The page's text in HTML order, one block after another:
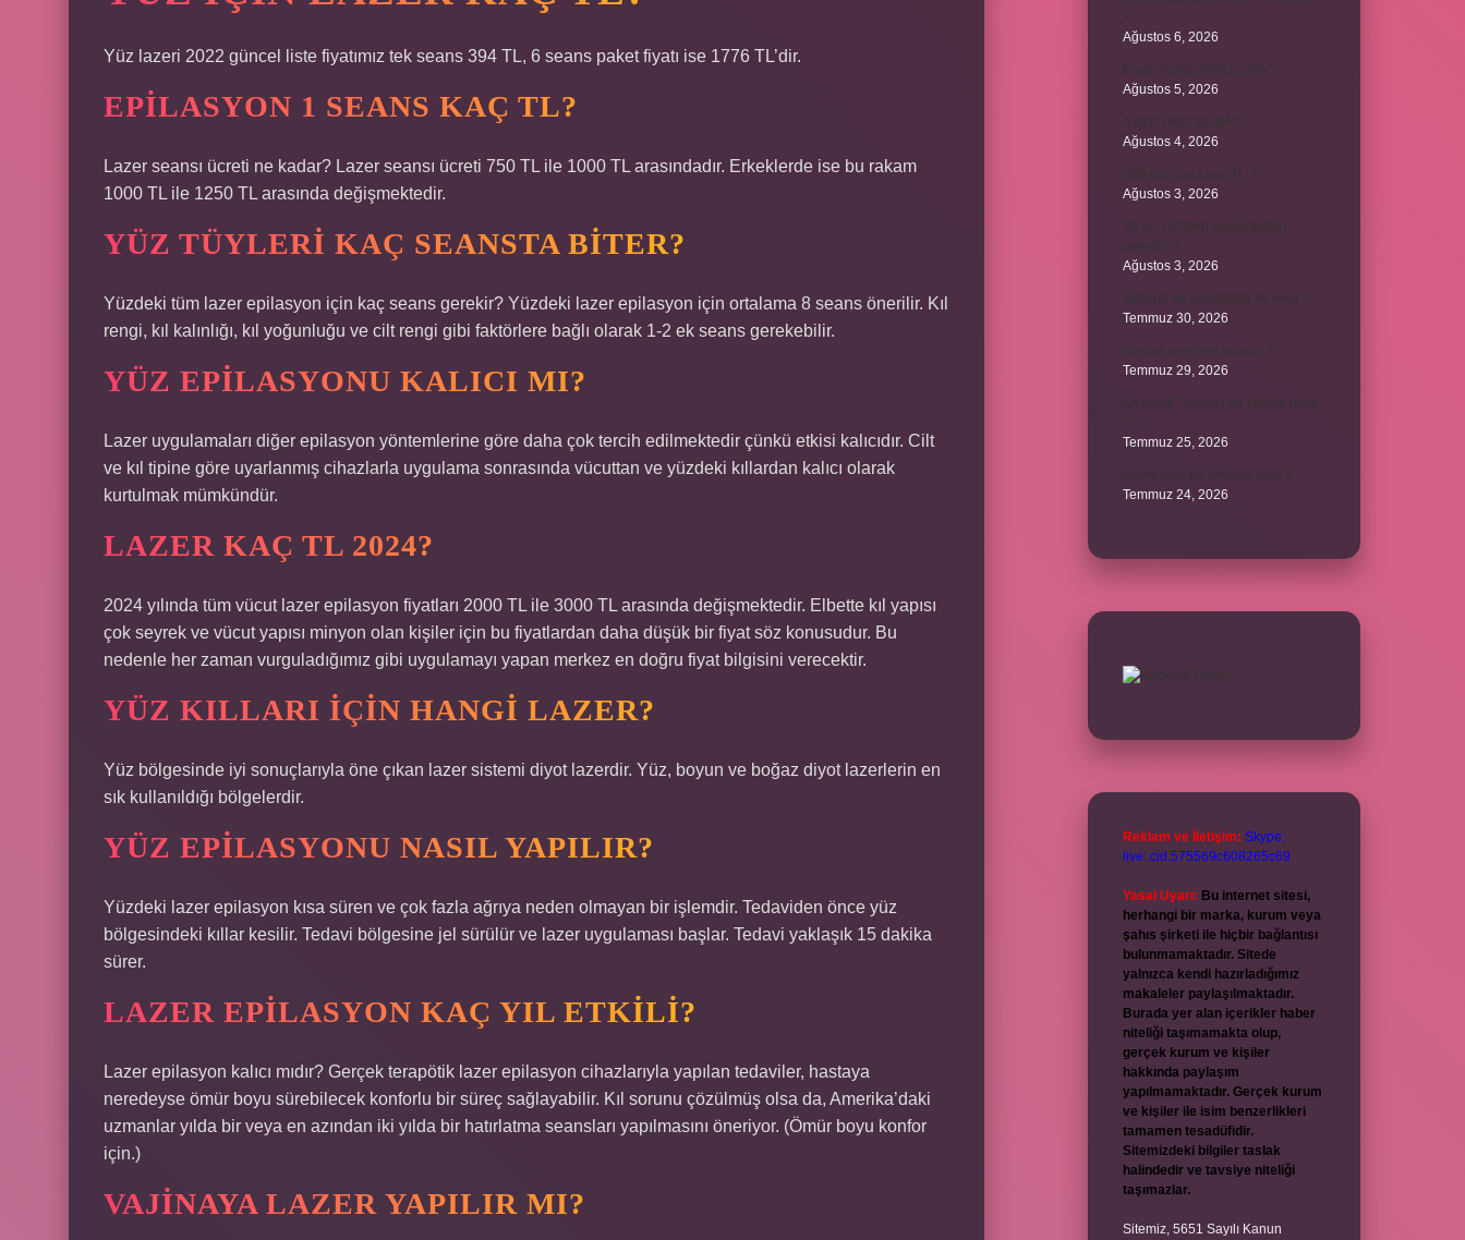
Yüz lazeri 2022 güncel liste fiyatımız tek seans 394 TL, 6 seans paket fiyatı ise 1776 TL’dir.
EPILASYON 1 SEANS KAÇ TL?
Lazer seansı ücreti ne kadar? Lazer seansı ücreti 750 TL ile 1000 TL arasındadır. Erkeklerde ise bu rakam
1000 TL ile 1250 TL arasında değişmektedir.
YÜZ TÜYLERI KAÇ SEANSTA BITER?
Yüzdeki tüm lazer epilasyon için kaç seans gerekir? Yüzdeki lazer epilasyon için ortalama 8 seans önerilir. Kıl
rengi, kıl kalınlığı, kıl yoğunluğu ve cilt rengi gibi faktörlere bağlı olarak 1-2 ek seans gerekebilir.
YÜZ EPILASYONU KALICI MI?
Lazer uygulamaları diğer epilasyon yöntemlerine göre daha çok tercih edilmektedir çünkü etkisi kalıcıdır. Cilt
ve kıl tipine göre uyarlanmış cihazlarla uygulama sonrasında vücuttan ve yüzdeki kıllardan kalıcı olarak
kurtulmak mümkündür.
LAZER KAÇ TL 2024?
2024 yılında tüm vücut lazer epilasyon fiyatları 2000 TL ile 3000 TL arasında değişmektedir. Elbette kıl yapısı
çok seyrek ve vücut yapısı minyon olan kişiler için bu fiyatlardan daha düşük bir fiyat söz konusudur. Bu
nedenle her zaman vurguladığımız gibi uygulamayı yapan merkez en doğru fiyat bilgisini verecektir.
YÜZ KILLARI IÇIN HANGI LAZER?
Yüz bölgesinde iyi sonuçlarıyla öne çıkan lazer sistemi diyot lazerdir. Yüz, boyun ve boğaz diyot lazerlerin en
sık kullanıldığı bölgelerdir.
YÜZ EPILASYONU NASIL YAPILIR?
Yüzdeki lazer epilasyon kısa süren ve çok fazla ağrıya neden olmayan bir işlemdir. Tedaviden önce yüz
bölgesindeki kıllar kesilir. Tedavi bölgesine jel sürülür ve lazer uygulaması başlar. Tedavi yaklaşık 15 dakika
sürer.
LAZER EPILASYON KAÇ YIL ETKILI?
Lazer epilasyon kalıcı mıdır? Gerçek terapötik lazer epilasyon cihazlarıyla yapılan tedaviler, hastaya
neredeyse ömür boyu sürebilecek konforlu bir süreç sağlayabilir. Kıl sorunu çözülmüş olsa da, Amerika’daki
uzmanlar yılda bir veya en azından iki yılda bir hatırlatma seansları yapılmasını öneriyor. (Ömür boyu konfor
için.)
VAJINAYA LAZER YAPILIR MI?
?
Ağustos 6, 2026
Kiyan hangi dilde bir isöi ?
Ağustos 5, 2026
Avans nasıl kesilir ?
Ağustos 4, 2026
500 kilo dana kaç TL ?
Ağustos 3, 2026
29’un 100’den küçük katları
nelerdir ?
Ağustos 3, 2026
Şeflerin ek göstergesi ne oldu ?
Temmuz 30, 2026
Bardak nerelere vurulur ?
Temmuz 29, 2026
Kalemlik Türemiş bir kelime midir
?
Temmuz 25, 2026
Karne ismi ne anlama gelir ?
Temmuz 24, 2026
Reklam ve İletişim: Skype:
live:.cid.575569c608265c69
Yasal Uyarı: Bu internet sitesi,
herhangi bir marka, kurum veya
şahıs şirketi ile hiçbir bağlantısı
bulunmamaktadır. Sitede
yalnızca kendi hazırladığımız
makaleler paylaşılmaktadır.
Burada yer alan içerikler haber
niteliği taşımamakta olup,
gerçek kurum ve kişiler
hakkında paylaşım
yapılmamaktadır. Gerçek kurum
ve kişiler ile isim benzerlikleri
tamamen tesadüfidir.
Sitemizdeki bilgiler taslak
halindedir ve tavsiye niteliği
taşımazlar.
Sitemiz, 5651 Sayılı Kanun